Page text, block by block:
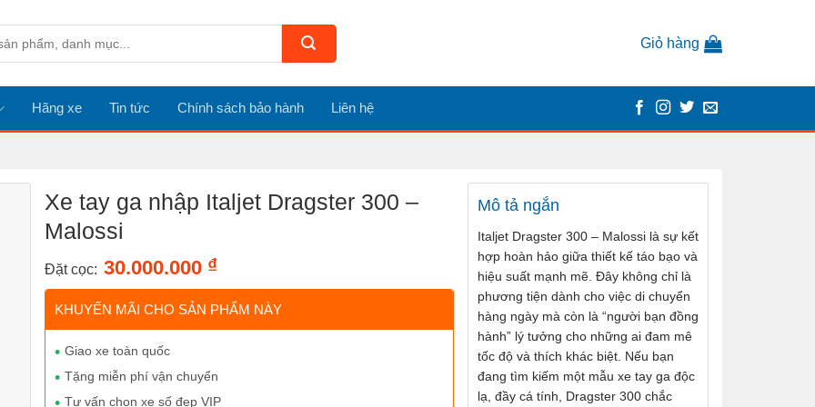
Giỏ hàng
Hãng xe Tin tức Chính sách bảo hành Liên hệ
Xe tay ga nhập Italjet Dragster 300 –
Malossi
Đặt cọc: 30.000.000 ₫
KHUYẾN MÃI CHO SẢN PHẨM NÀY
Giao xe toàn quốc
Tặng miễn phí vận chuyển
Tư vấn chọn xe số đẹp VIP
Mô tả ngắn
Italjet Dragster 300 – Malossi là sự kết
hợp hoàn hảo giữa thiết kế táo bạo và
hiệu suất mạnh mẽ. Đây không chỉ là
phương tiện dành cho việc di chuyển
hàng ngày mà còn là “người bạn đồng
hành” lý tưởng cho những ai đam mê
tốc độ và thích khác biệt. Nếu bạn
đang tìm kiếm một mẫu xe tay ga độc
lạ, đầy cá tính, Dragster 300 chắc